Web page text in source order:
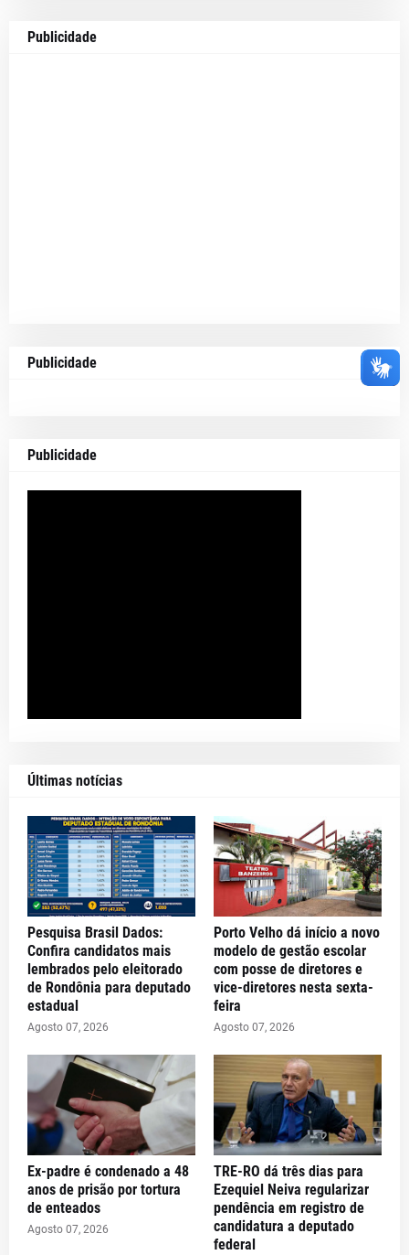
Publicidade
Publicidade
Publicidade
Últimas notícias
Pesquisa Brasil Dados:
Confira candidatos mais
lembrados pelo eleitorado
de Rondônia para deputado
estadual
Agosto 07, 2026
Porto Velho dá início a novo
modelo de gestão escolar
com posse de diretores e
vice-diretores nesta sexta-
feira
Agosto 07, 2026
Ex-padre é condenado a 48
anos de prisão por tortura
de enteados
Agosto 07, 2026
TRE-RO dá três dias para
Ezequiel Neiva regularizar
pendência em registro de
candidatura a deputado
federal